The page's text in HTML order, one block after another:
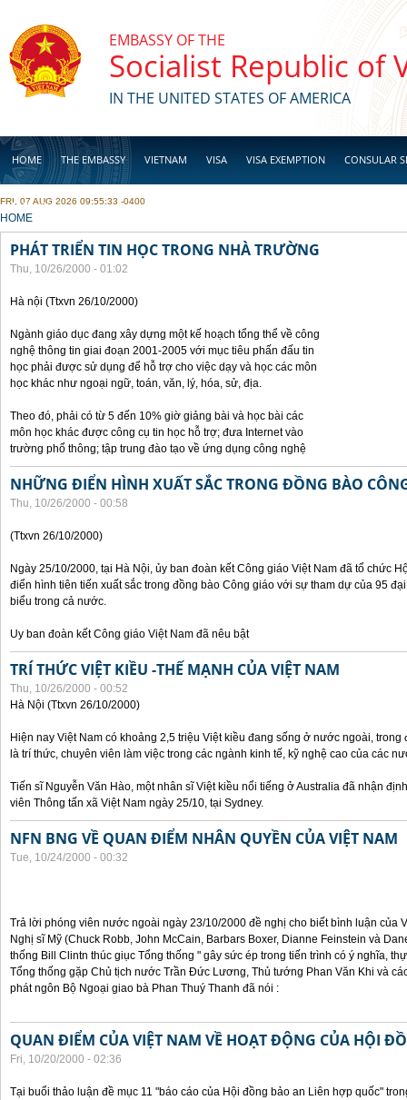
EMBASSY OF THE
Socialist Republic of
IN THE UNITED STATES OF AMERICA
HOME THE EMBASSY VIETNAM VISA VISA EXEMPTION CONSULAR
BUSINESS
FRI, 07 AUG 2026 09:55:33 -0400
YOU ARE HERE
HOME
PHÁT TRIỂN TIN HỌC TRONG NHÀ TRƯỜNG
Thu, 10/26/2000 - 01:02
Hà nội (Ttxvn 26/10/2000)
Ngành giáo dục đang xây dựng một kế hoạch tổng thể về công
nghệ thông tin giai đoạn 2001-2005 với mục tiêu phấn đấu tin
học phải được sử dụng để hỗ trợ cho việc dạy và học các môn
học khác như ngoại ngữ, toán, văn, lý, hóa, sử, địa.
Theo đó, phải có từ 5 đến 10% giờ giảng bài và học bài các
môn học khác được công cụ tin học hỗ trợ; đưa Internet vào
trường phổ thông; tập trung đào tạo về ứng dụng công nghệ
NHỮNG ĐIỂN HÌNH XUẤT SẮC TRONG ĐỒNG BÀO
Thu, 10/26/2000 - 00:58
(Ttxvn 26/10/2000)
Ngày 25/10/2000, tại Hà Nội, ủy ban đoàn kết Công giáo Việt Nam đã tổ chức
điển hình tiên tiến xuất sắc trong đồng bào Công giáo với sự tham dự của 95
biểu trong cả nước.
Uy ban đoàn kết Công giáo Việt Nam đã nêu bật
TRÍ THỨC VIỆT KIỀU -THẾ MẠNH CỦA VIỆT NAM
Thu, 10/26/2000 - 00:52
Hà Nội (Ttxvn 26/10/2000)
Hiện nay Việt Nam có khoảng 2,5 triệu Việt kiều đang sống ở nước ngoài,
là trí thức, chuyên viên làm việc trong các ngành kinh tế, kỹ nghệ cao của các
Tiến sĩ Nguyễn Văn Hào, một nhân sĩ Việt kiều nổi tiếng ở Australia đã nhận
viên Thông tấn xã Việt Nam ngày 25/10, tại Sydney.
NFN BNG VỀ QUAN ĐIỂM NHÂN QUYỀN CỦA VIỆT NAM
Tue, 10/24/2000 - 00:32
Trả lời phóng viên nước ngoài ngày 23/10/2000 đề nghị cho biết bình luận của
Nghị sĩ Mỹ (Chuck Robb, John McCain, Barbars Boxer, Dianne Feinstein và
thống Bill Clintn thúc giục Tổng thống " gây sức ép trong tiến trình có ý nghĩa,
Tổng thống gặp Chủ tịch nước Trần Đức Lương, Thủ tướng Phan Văn Khi và
phát ngôn Bộ Ngoại giao bà Phan Thuý Thanh đã nói :
QUAN ĐIỂM CỦA VIỆT NAM VỀ HOẠT ĐỘNG CỦA HỘI
Fri, 10/20/2000 - 02:36
Tại buổi thảo luận đề mục 11 "báo cáo của Hội đồng bảo an Liên hợp quốc"